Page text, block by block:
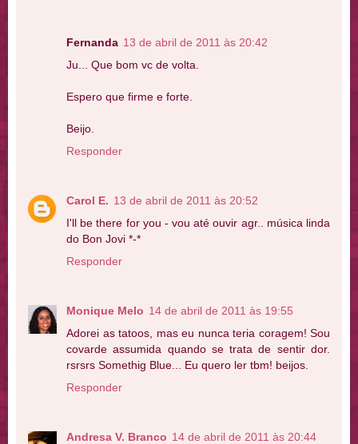
Fernanda 13 de abril de 2011 às 20:42
Ju... Que bom vc de volta.
Espero que firme e forte.
Beijo.
Responder
Carol E. 13 de abril de 2011 às 20:52
I'll be there for you - vou até ouvir agr.. música linda
do Bon Jovi *-*
Responder
Monique Melo 14 de abril de 2011 às 19:55
Adorei as tatoos, mas eu nunca teria coragem! Sou
covarde assumida quando se trata de sentir dor.
rsrsrs Somethig Blue... Eu quero ler tbm! beijos.
Responder
Andresa V. Branco 14 de abril de 2011 às 20:44